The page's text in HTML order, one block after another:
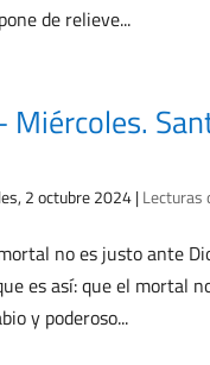
de relieve...
2 octubre 2024|Lecturas
no es justo ante
es así: que el mortal
y poderoso...